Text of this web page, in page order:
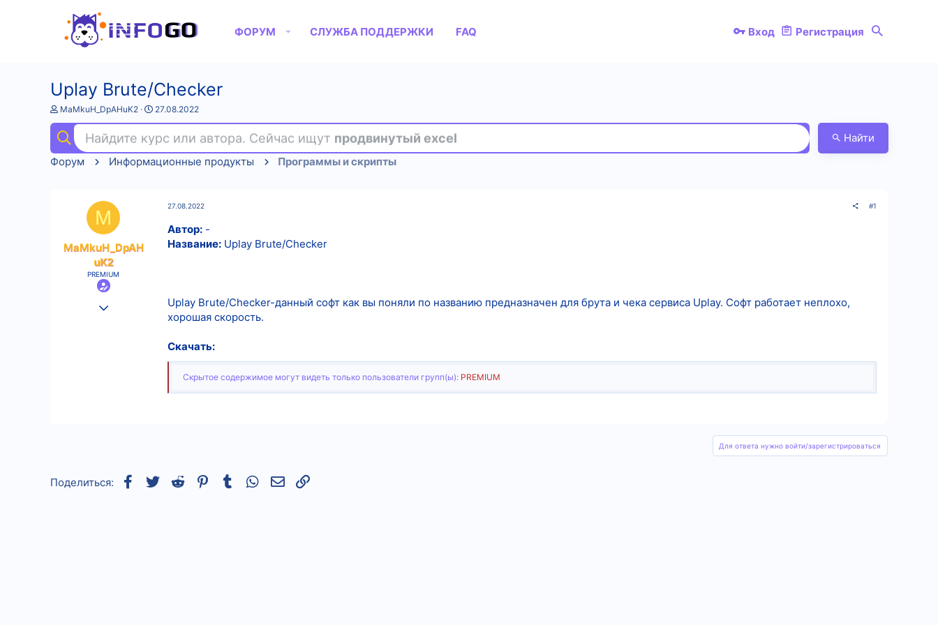
ФОРУМ СЛУЖБА ПОДДЕРЖКИ FAQ Вход Регистрация
Uplay Brute/Checker
А
т
о
р
т
MaMkuH_DpAHuK2
Д
а
н
а
27.08.2022
Найдите курс или автора. Сейчас ищут продвинутый excel
Найти
Форум
Информационные продукты Программы и скрипты
M
MaMkuH_DpAH
uK2
PREMIUM
27.08.2022 #1
Автор: -
Название: Uplay Brute/Checker
Uplay Brute/Checker-данный софт как вы поняли по названию предназначен для брута и чека сервиса Uplay. Софт работает неплохо,
хорошая скорость.
Скачать:
Скрытое содержимое могут видеть только пользователи групп(ы): PREMIUM
Для ответа нужно войти/зарегистрироваться
Поделиться: Facebook
TwitterReddit Pinterest
TumblrWhatsAppЭлектронная почта
Ссылка